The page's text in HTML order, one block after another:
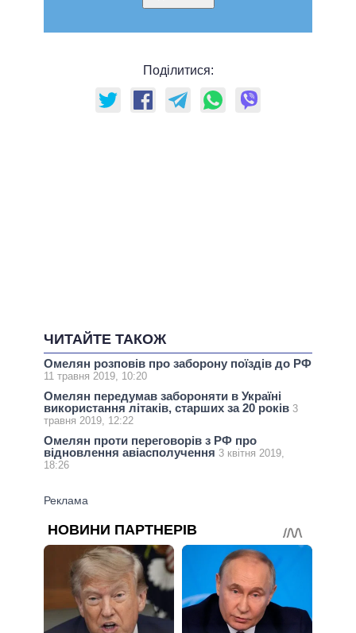
Поділитися:
ЧИТАЙТЕ ТАКОЖ
Омелян розповів про заборону поїздів до РФ
11 травня 2019, 10:20
Омелян передумав забороняти в Україні
використання літаків, старших за 20 років 3
травня 2019, 12:22
Омелян проти переговорів з РФ про
відновлення авіасполучення 3 квітня 2019,
18:26